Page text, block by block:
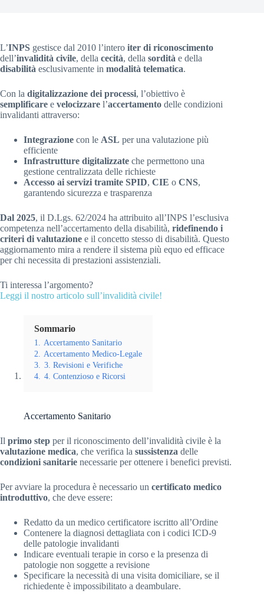
L’INPS gestisce dal 2010 l’intero iter di riconoscimento
dell’invalidità civile, della cecità, della sordità e della
disabilità esclusivamente in modalità telematica.
Con la digitalizzazione dei processi, l’obiettivo è
semplificare e velocizzare l’accertamento delle condizioni
invalidanti attraverso:
Integrazione con le ASL per una valutazione più
efficiente
Infrastrutture digitalizzate che permettono una
gestione centralizzata delle richieste
Accesso ai servizi tramite SPID, CIE o CNS,
garantendo sicurezza e trasparenza
Dal 2025, il D.Lgs. 62/2024 ha attribuito all’INPS l’esclusiva
competenza nell’accertamento della disabilità, ridefinendo i
criteri di valutazione e il concetto stesso di disabilità. Questo
aggiornamento mira a rendere il sistema più equo ed efficace
per chi necessita di prestazioni assistenziali.
Ti interessa l’argomento?
Leggi il nostro articolo sull’invalidità civile!
Sommario
1.
Accertamento Sanitario
2.
Accertamento Medico-Legale
3.
3. Revisioni e Verifiche
4.
4. Contenzioso e Ricorsi
Accertamento Sanitario
Il primo step per il riconoscimento dell’invalidità civile è la
valutazione medica, che verifica la sussistenza delle
condizioni sanitarie necessarie per ottenere i benefici previsti.
Per avviare la procedura è necessario un certificato medico
introduttivo, che deve essere:
Redatto da un medico certificatore iscritto all’Ordine
Contenere la diagnosi dettagliata con i codici ICD-9
delle patologie invalidanti
Indicare eventuali terapie in corso e la presenza di
patologie non soggette a revisione
Specificare la necessità di una visita domiciliare, se il
richiedente è impossibilitato a deambulare.